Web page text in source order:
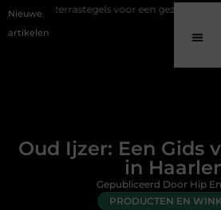
Nieuwe
artikelen
voor een gezonde buitenplek
Oud Ijzer: Een Gids
in
PRODUCTEN EN
Gepubliceerd Door Hip